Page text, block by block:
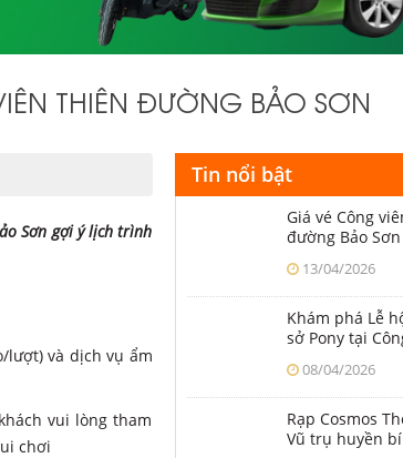
THIÊN ĐƯỜNG BẢO SƠN
Sơn gợi ý lịch trình
lượt) và dịch vụ ẩm
vui lòng tham
chơi
Tin nổi bật
Giá vé Công
đường Bảo
13/04/2026
Khám phá Lễ
sở Pony tại
dịp lễ Giỗ Tổ &
1/5
08/04/2026
Rạp Cosmos
Vũ trụ huyền